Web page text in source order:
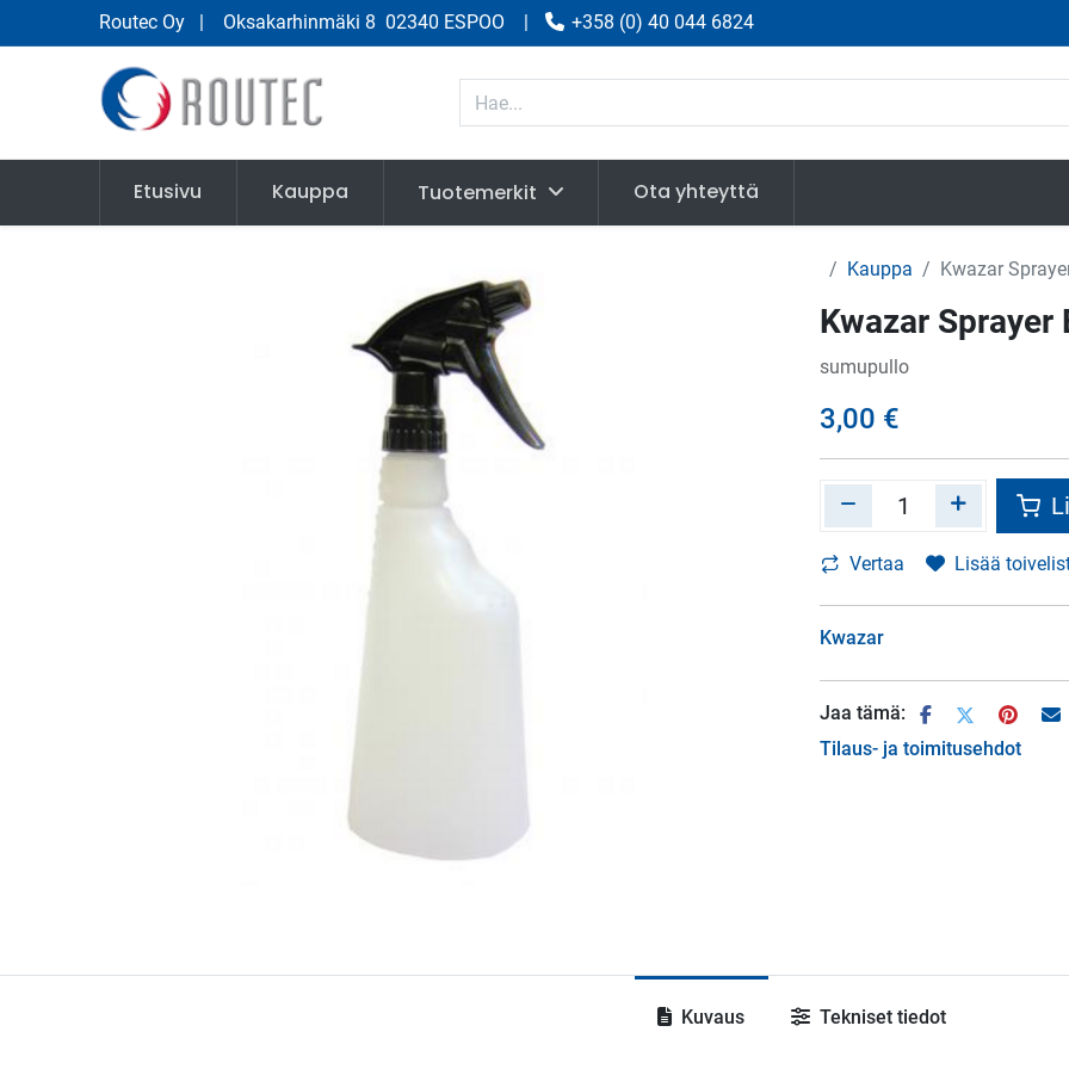
Routec Oy | Oksakarhinmäki 8 02340 ESPOO | +358 (0) 40 044 6824
Etusivu Kauppa Tuotemerkit Ota yhteyttä
Kauppa Kwazar
Kwazar Sprayer
sumupullo
3,00 €
Vertaa Lisää
Kwazar
Jaa tämä:
Tilaus- ja toimitusehdot
Kuvaus Tekniset tiedot